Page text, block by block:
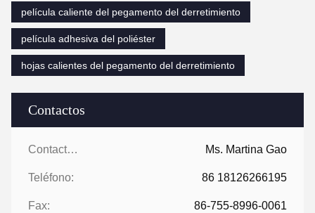
Contactos
Contactos: Ms. Martina Gao
Teléfono: 86 18126266195
Fax: 86-755-8996-0061
película caliente del pegamento del derretimiento
película adhesiva del poliéster
hojas calientes del pegamento del derretimiento